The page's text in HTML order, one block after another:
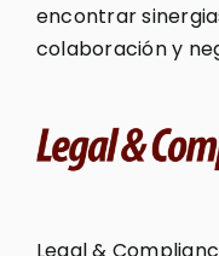
encontrar
colaboración y